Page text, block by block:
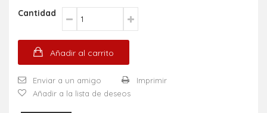
Cantidad
Añadir al carrito
Enviar a un amigo
Imprimir
Añadir a la lista de deseos